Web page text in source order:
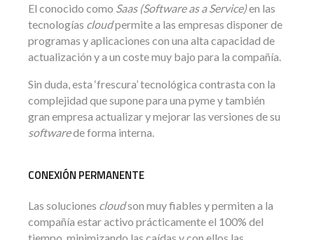
El conocido como Saas (Software as a Service)en las
tecnologías cloudpermite a las empresas disponer de
programas y aplicaciones con una alta capacidad de
actualización y a un coste muy bajo para la compañía.
Sin duda, esta ‘frescura’ tecnológica contrasta con la
complejidad que supone para una pyme y también
gran empresa actualizar y mejorar las versiones de su
softwarede forma interna.
CONEXIÓN PERMANENTE
Las soluciones cloudson muy fiables y permiten a la
compañía estar activo prácticamente el 100% del